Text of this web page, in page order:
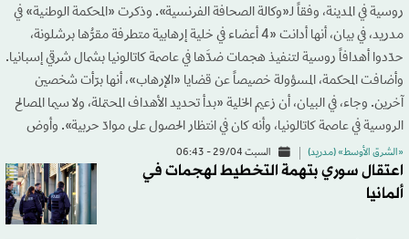
روسية في المدينة، وفقاً لـ«وكالة الصحافة الفرنسية». وذكرت «المحكمة الوطنية» في
مدريد، في بيان، أنها أدانت «4 أعضاء في خلية إرهابية متطرفة مقرُّها برشلونة،
حدّدوا أهدافاً روسية لتنفيذ هجمات ضدَّها في عاصمة كاتالونيا بشمال شرقي إسبانيا.
وأضافت المحكمة، المسؤولة خصيصاً عن قضايا «الإرهاب»، أنها برّأت شخصين
آخرين. وجاء، في البيان، أن زعيم الخلية «بدأ تحديد الأهداف المحتملة، ولا سيما المصالح
الروسية في عاصمة كاتالونيا، وأنه كان في انتظار الحصول على موادّ حربية». وأوض
«الشرق الأوسط» (مدريد) السبت 29/04 - 06:43
اعتقال سوري بتهمة التخطيط لهجمات في
ألمانيا